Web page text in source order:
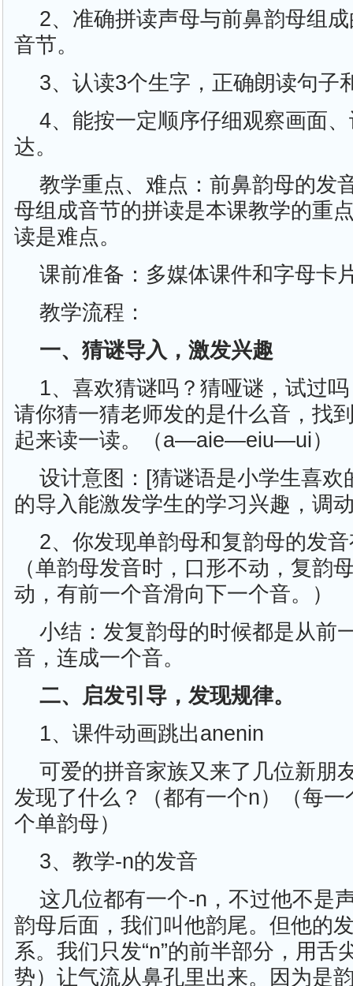
2、准确拼读声母与前鼻韵母组
音节。
3、认读3个生字，正确朗读句子
4、能按一定顺序仔细观察画面
达。
教学重点、难点：前鼻韵母的发
母组成音节的拼读是本课教学的重
读是难点。
课前准备：多媒体课件和字母卡
教学流程：
一、猜谜导入，激发兴趣
1、喜欢猜谜吗？猜哑谜，试过
请你猜一猜老师发的是什么音，找
起来读一读。（a—aie—eiu—ui）
设计意图：[猜谜语是小学生喜欢
的导入能激发学生的学习兴趣，调
2、你发现单韵母和复韵母的发
（单韵母发音时，口形不动，复韵
动，有前一个音滑向下一个音。）
小结：发复韵母的时候都是从前
音，连成一个音。
二、启发引导，发现规律。
1、课件动画跳出anenin
可爱的拼音家族又来了几位新朋
发现了什么？（都有一个n）（每
个单韵母）
3、教学-n的发音
这几位都有一个-n，不过他不是
韵母后面，我们叫他韵尾。但他的
系。我们只发“n”的前半部分，用舌
势）让气流从鼻孔里出来。因为是